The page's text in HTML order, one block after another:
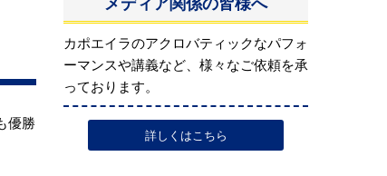
優勝
カポエイラのアクロバティックなパフォ
ーマンスや講義など、様々なご依頼を承
っております。
詳しくはこちら